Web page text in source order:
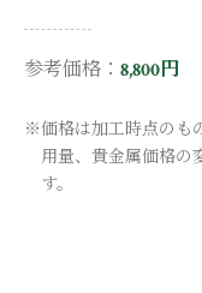
参考価格： 8,800円
※価格は加工時点のも
用量、貴金属価格の
す。